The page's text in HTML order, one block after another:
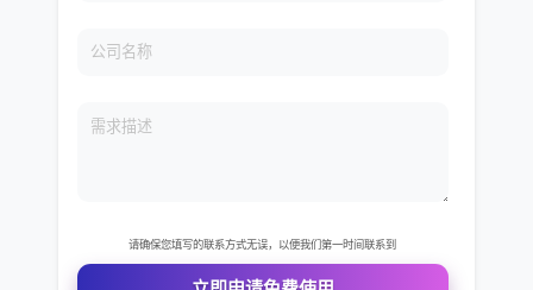
免费VIP权限体验